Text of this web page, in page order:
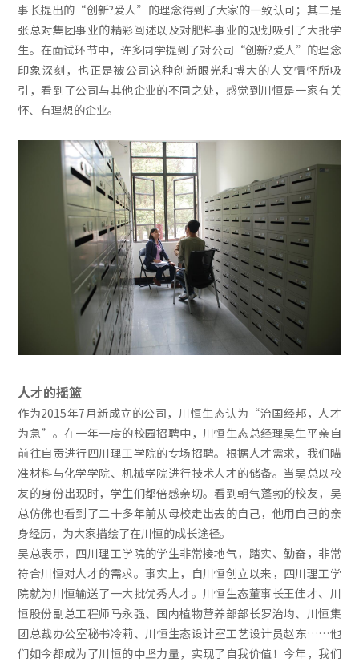
事长提出的“创新?爱人”的理念得到了大家的一致认可；其二是
张总对集团事业的精彩阐述以及对肥料事业的规划吸引了大批学
生。在面试环节中，许多同学提到了对公司“创新?爱人”的理念
印象深刻，也正是被公司这种创新眼光和博大的人文情怀所吸
引，看到了公司与其他企业的不同之处，感觉到川恒是一家有关
怀、有理想的企业。
人才的摇篮
作为2015年7月新成立的公司，川恒生态认为“治国经邦，人才
为急”。在一年一度的校园招聘中，川恒生态总经理吴生平亲自
前往自贡进行四川理工学院的专场招聘。根据人才需求，我们瞄
准材料与化学学院、机械学院进行技术人才的储备。当吴总以校
友的身份出现时，学生们都倍感亲切。看到朝气蓬勃的校友，吴
总仿佛也看到了二十多年前从母校走出去的自己，他用自己的亲
身经历，为大家描绘了在川恒的成长途径。
吴总表示，四川理工学院的学生非常接地气，踏实、勤奋，非常
符合川恒对人才的需求。事实上，自川恒创立以来，四川理工学
院就为川恒输送了一大批优秀人才。川恒生态董事长王佳才、川
恒股份副总工程师马永强、国内植物营养部部长罗治均、川恒集
团总裁办公室秘书冷莉、川恒生态设计室工艺设计员赵东……他
们如今都成为了川恒的中坚力量，实现了自我价值！今年，我们